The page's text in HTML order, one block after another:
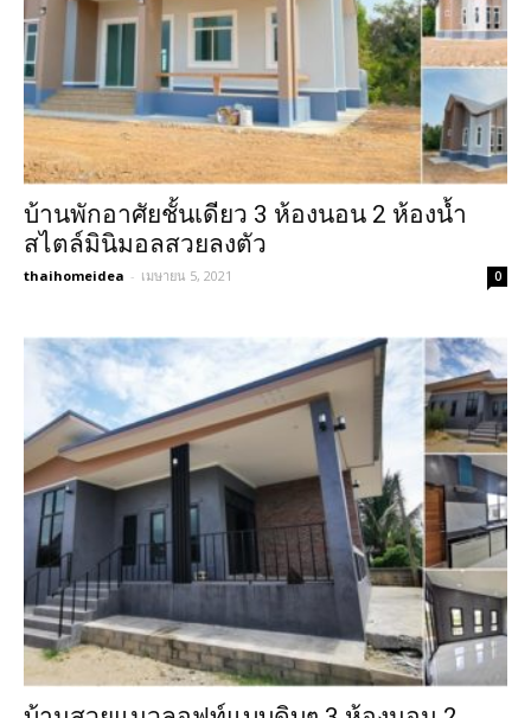
บ้านพักอาศัยชั้นเดียว 3 ห้องนอน 2 ห้องน้ำ
สไตล์มินิมอลสวยลงตัว
thaihomeidea - เมษายน 5, 2021 0